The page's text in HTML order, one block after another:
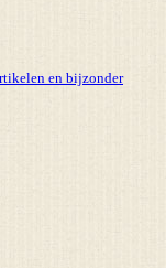
en bijzonder